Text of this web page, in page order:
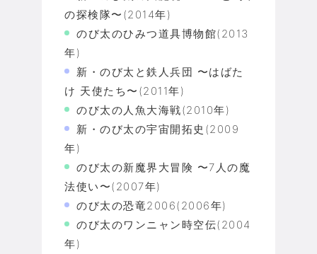
の探検隊〜(2014年)
のび太のひみつ道具博物館(2013
年)
新・のび太と鉄人兵団 〜はばた
け 天使たち〜(2011年)
のび太の人魚大海戦(2010年)
新・のび太の宇宙開拓史(2009
年)
のび太の新魔界大冒険 〜7人の魔
法使い〜(2007年)
のび太の恐竜2006(2006年)
のび太のワンニャン時空伝(2004
年)